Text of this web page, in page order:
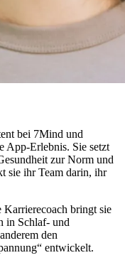
bei 7Mind und
App-Erlebnis. Sie setzt
zur Norm und
sie ihr Team darin, ihr
bringt sie
in Schlaf- und
den
entwickelt.